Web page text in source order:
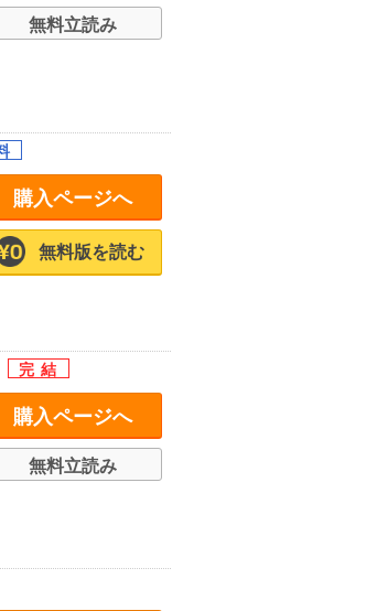
無料立読み
購入ページへ
無料版を読む
購入ページへ
無料立読み